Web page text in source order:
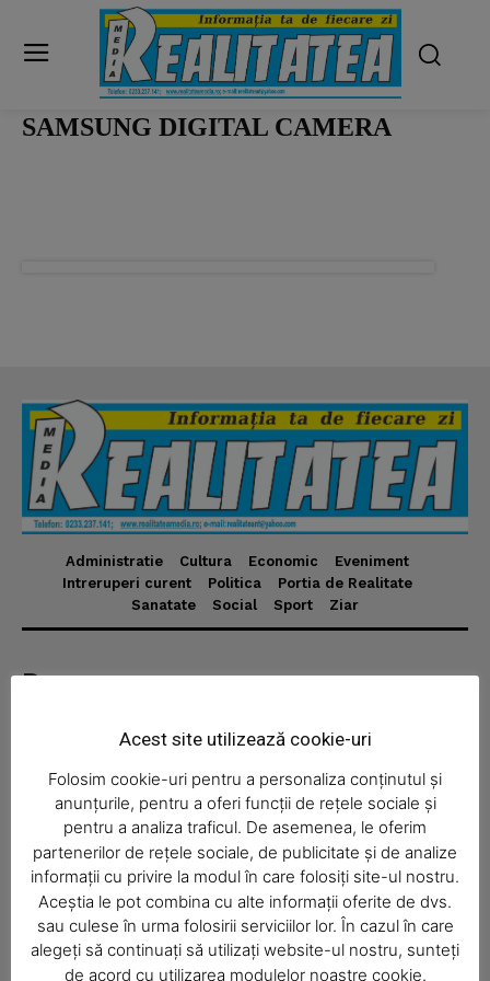
News Week
Magazine PRO
SUBSCRIBE NOW
SAMSUNG DIGITAL CAMERA
Administratie Cultura Economic
Eveniment
Intreruperi curent
Politica
Portia de Realitate
Sanatate
Social Sport Ziar
Despre
disponibil în format fizic și online. Știri actuale, informații
Economic
Acasă
Acest site utilizează cookie-uri
Folosim cookie-uri pentru a personaliza conținutul și
anunțurile, pentru a oferi funcții de rețele sociale și
pentru a analiza traficul. De asemenea, le oferim
partenerilor de rețele sociale, de publicitate și de analize
informații cu privire la modul în care folosiți site-ul nostru.
Aceștia le pot combina cu alte informații oferite de dvs.
sau culese în urma folosirii serviciilor lor. În cazul în care
alegeți să continuați să utilizați website-ul nostru, sunteți
de acord cu utilizarea modulelor noastre cookie.